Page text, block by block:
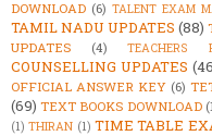
DOWNLOAD (6) TALENT EXAM
TAMIL NADU UPDATES (88)
UPDATES
(4) TEACHERS
COUNSELLING UPDATES
OFFICIAL ANSWER KEY (6)
(69) TEXT BOOKS DOWNLOAD
(1) THIRAN (1) TIME TABLE